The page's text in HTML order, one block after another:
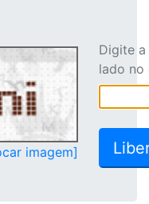
imagem]
Digite
lado no